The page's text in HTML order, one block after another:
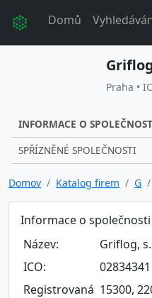
Domů
Praha •
INFORMACE O
SPŘÍZNĚNÉ SPOLEČNOSTI
Domov Katalog firem G
Informace o společnosti
Název:
Griflog,
ICO:
02834341
Registrovaná 15300,